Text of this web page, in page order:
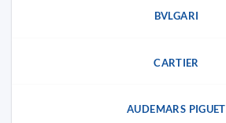
BVLGARI
CARTIER
AUDEMARS PIGUET